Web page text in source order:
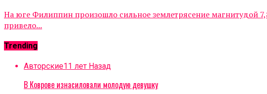
На юге Филиппин произошло сильное землетрясение магнитудой
привело...
Trending
Авторские11 лет Назад
В Коврове изнасиловали молодую девушку